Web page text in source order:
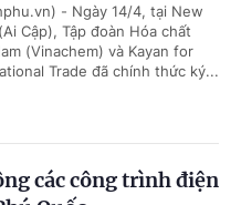
- Ngày 14/4, tại New
Cập), Tập đoàn Hóa chất
(Vinachem) và Kayan for
Trade đã chính thức ký...
các công trình điện